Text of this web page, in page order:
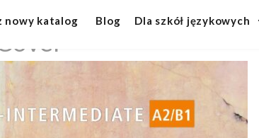
nowy katalog Blog Dla szkół językowych